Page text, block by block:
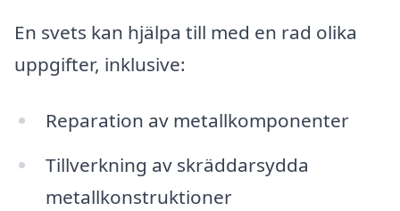
En svets kan hjälpa till med en rad olika
uppgifter, inklusive:
Reparation av metallkomponenter
Tillverkning av skräddarsydda
metallkonstruktioner